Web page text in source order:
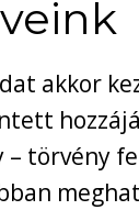
akkor
– törvény